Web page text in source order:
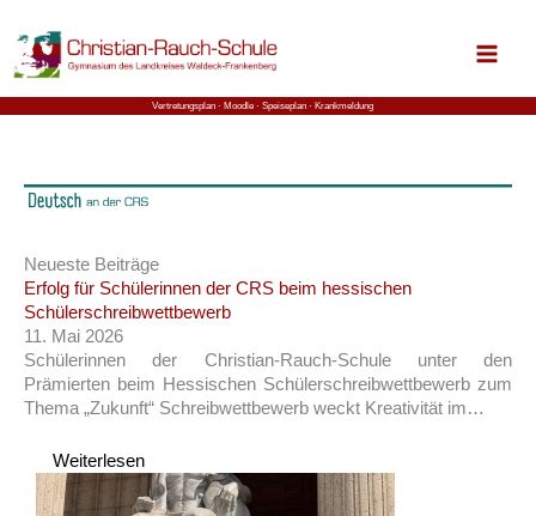
Inhalt
springen
Vertretungsplan ⋅ Moodle ⋅ Speiseplan ⋅ Krankmeldung
Neueste Beiträge
Erfolg für Schülerinnen der CRS beim hessischen
Schülerschreibwettbewerb
11. Mai 2026
Schülerinnen der Christian-Rauch-Schule unter den
Prämierten beim Hessischen Schülerschreibwettbewerb zum
Thema „Zukunft“ Schreibwettbewerb weckt Kreativität im…
Weiterlesen